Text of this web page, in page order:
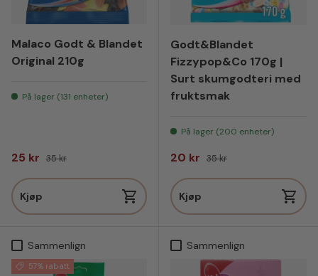
Malaco Godt & Blandet
Original 210g
På lager (131 enheter)
Salgspris
25 kr Vanlig pris
35 kr
Kjøp
Godt&Blandet
Fizzypop&Co 170g |
Surt skumgodteri med
fruktsmak
På lager (200 enheter)
Salgspris
20 kr Vanlig pris
35 kr
Kjøp
Sammenlign
57% rabatt
Sammenlign